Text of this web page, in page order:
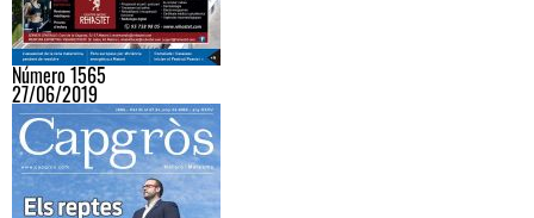
Número 1565
27/06/2019